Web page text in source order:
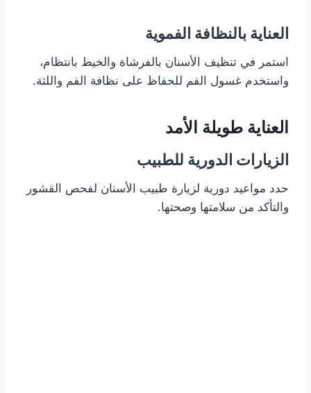
العناية بالنظافة الفموية
استمر في تنظيف الأسنان بالفرشاة والخيط بانتظام،
واستخدم غسول الفم للحفاظ على نظافة الفم واللثة.
العناية طويلة الأمد
الزيارات الدورية للطبيب
حدد مواعيد دورية لزيارة طبيب الأسنان لفحص القشور
والتأكد من سلامتها وصحتها.